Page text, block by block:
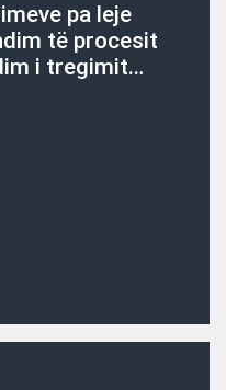
pa leje
të procesit
i tregimit…